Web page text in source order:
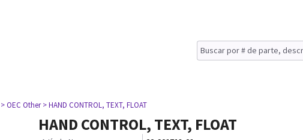
> OEC Other > HAND CONTROL, TEXT, FLOAT
HAND CONTROL, TEXT, FLOAT